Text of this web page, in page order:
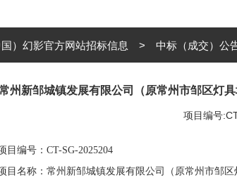
）幻影官方网站招标信息 > 中标（成交）公
州新邹城镇发展有限公司（原常州市邹区灯
项目编号
目编号： CT-SG-2025204
目名称：常州新邹城镇发展有限公司（原常州市邹区